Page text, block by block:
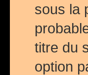
sous la
titre du
option